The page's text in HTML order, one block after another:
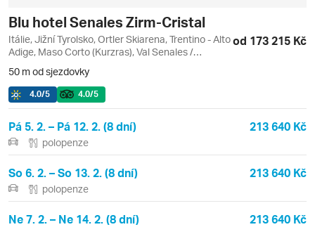
Blu hotel Senales Zirm-Cristal
Itálie, Jižní Tyrolsko, Ortler Skiarena, Trentino - Alto
Adige, Maso Corto (Kurzras), Val Senales /
od 173 215 Kč
50 m od sjezdovky
4.0/5 4.0/5
Pá 5. 2. – Pá 12. 2. (8 dní) 213 640 Kč
polopenze
So 6. 2. – So 13. 2. (8 dní) 213 640 Kč
polopenze
Ne 7. 2. – Ne 14. 2. (8 dní) 213 640 Kč